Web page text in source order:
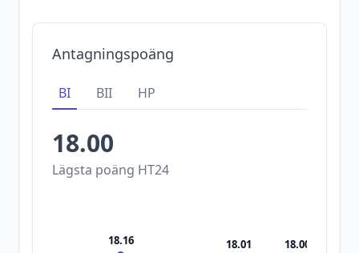
Antagningspoäng
BI BII HP
18.00
Lägsta poäng HT24
18.16 18.01 18.00